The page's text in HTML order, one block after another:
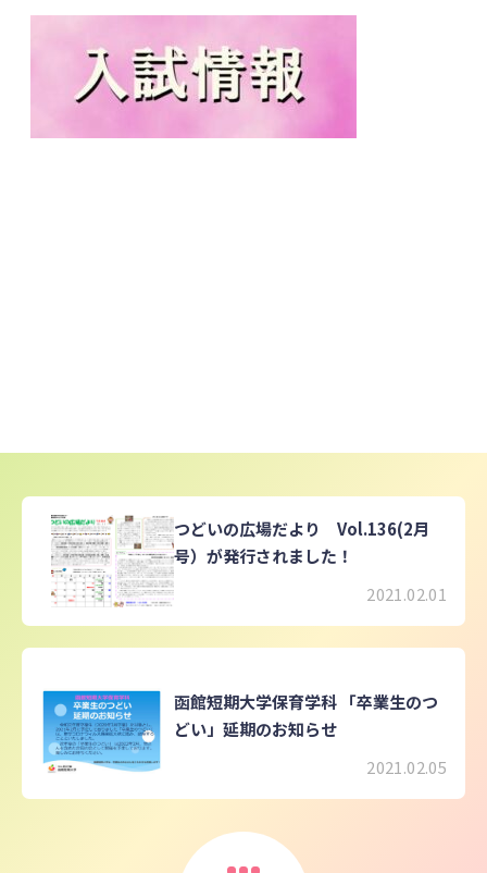
つどいの広場だより Vol.136(2月
号）が発行されました！
2021.02.01
函館短期大学保育学科 「卒業生のつ
どい」延期のお知らせ
2021.02.05